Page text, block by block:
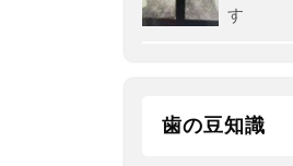
す
歯の豆知識